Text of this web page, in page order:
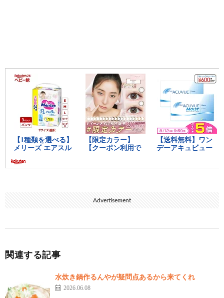
Advertisement
関連する記事
水炊き鍋作るんやが疑問点あるから来てくれ
2026.06.08